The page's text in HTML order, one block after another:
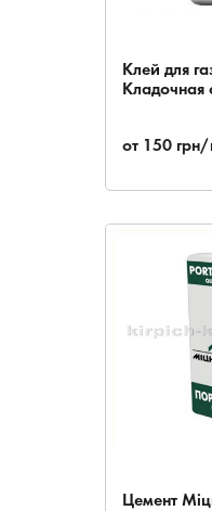
Клей для
Кладочная
от 150
Цемент